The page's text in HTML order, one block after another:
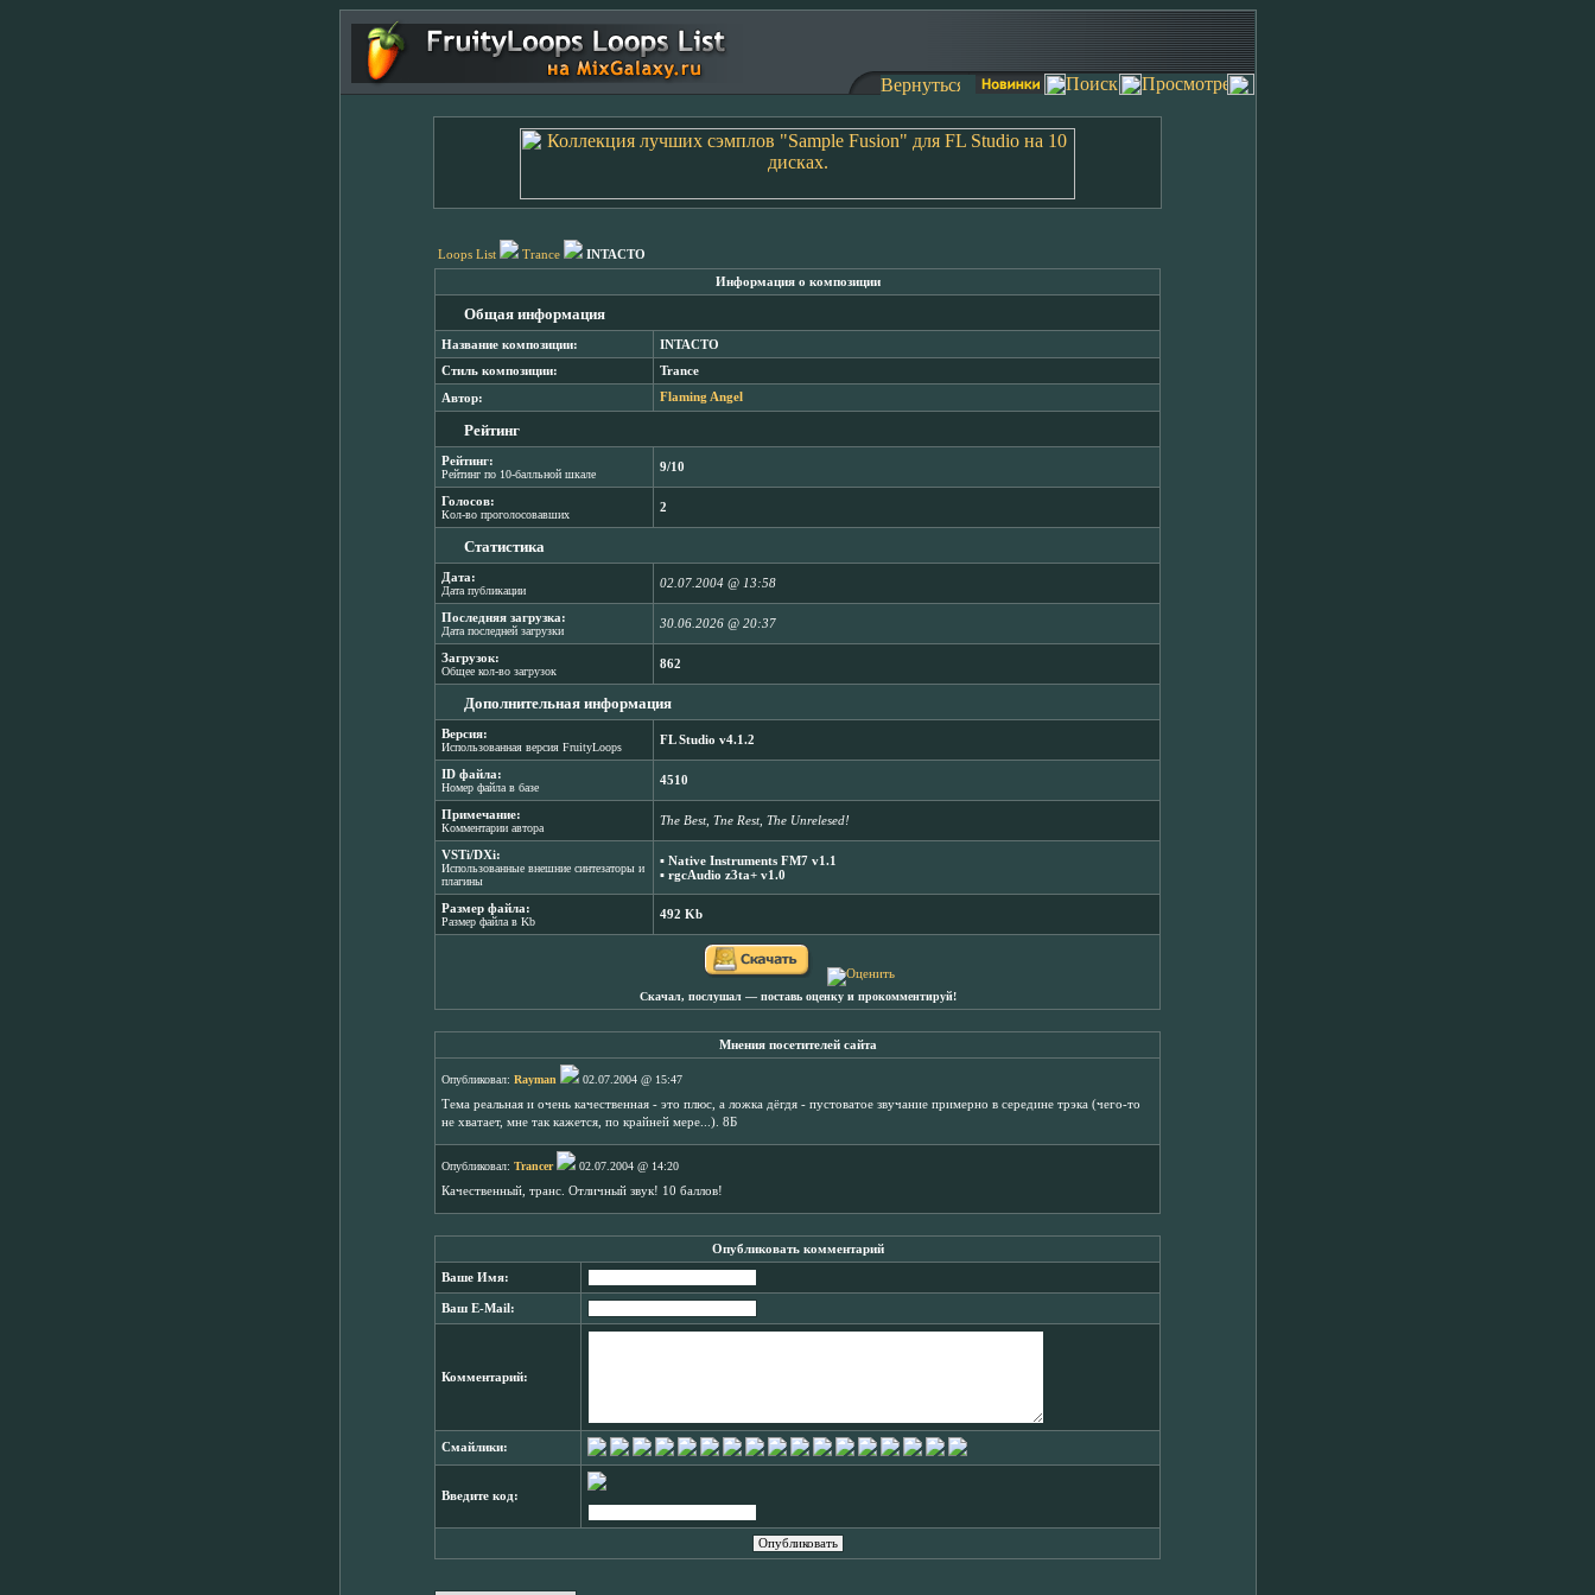
Loops List Trance INTACTO
Информация о композиции
Общая информация
Название композиции: INTACTO
Стиль композиции: Trance
Автор: Flaming Angel
Рейтинг
Рейтинг:
Рейтинг по 10-балльной шкале
9/10
Голосов:
Кол-во проголосовавших
2
Статистика
Дата:
Дата публикации
02.07.2004 @ 13:58
Последняя загрузка:
Дата последней загрузки
30.06.2026 @ 20:37
Загрузок:
Общее кол-во загрузок
862
Дополнительная информация
Версия:
Использованная версия FruityLoops
FL Studio v4.1.2
ID файла:
Номер файла в базе
4510
Примечание:
Комментарии автора
The Best, Tne Rest, The Unrelesed!
VSTi/DXi:
Использованные внешние синтезаторы и
плагины
▪ Native Instruments FM7 v1.1
▪ rgcAudio z3ta+ v1.0
Размер файла:
Размер файла в Kb
492 Kb
Скачал, послушал ― поставь оценку и прокомментируй!
Мнения посетителей сайта
Опубликовал: Rayman
02.07.2004 @ 15:47
Тема реальная и очень качественная - это плюс, а ложка дёгдя - пустоватое звучание примерно в середине трэка (чего-то
не хватает, мне так кажется, по крайней мере...). 8Б
Опубликовал: Trancer
02.07.2004 @ 14:20
Качественный, транс. Отличный звук! 10 баллов!
Опубликовать комментарий
Ваше Имя:
Ваш E-Mail:
Комментарий:
Смайлики:
Введите код: